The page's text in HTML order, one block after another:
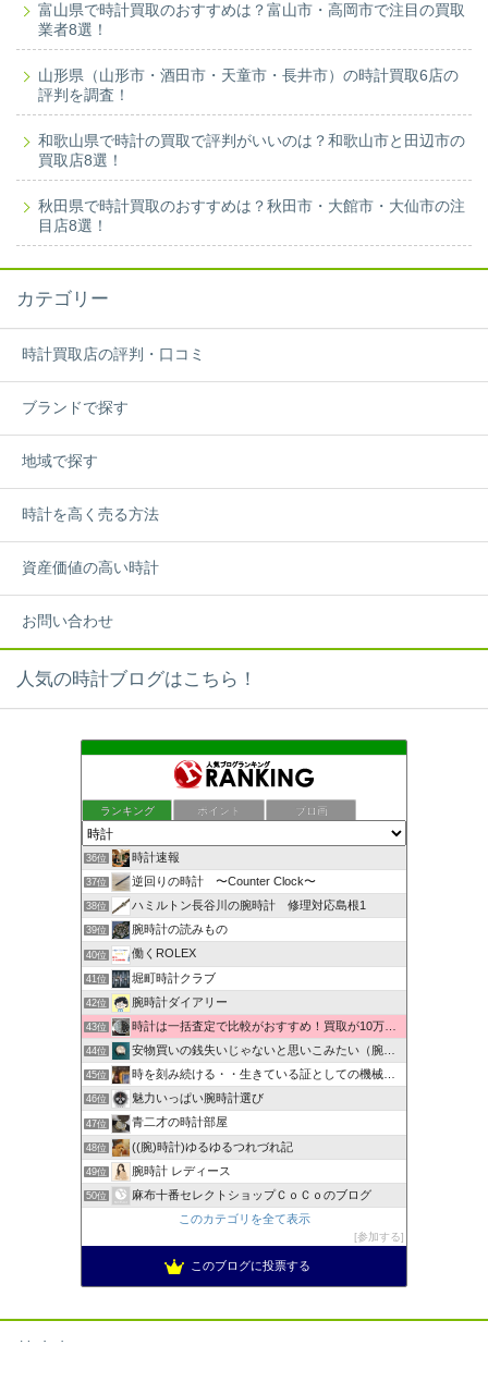
富山県で時計買取のおすすめは？富山市・高岡市で注目の買取
業者8選！
山形県（山形市・酒田市・天童市・長井市）の時計買取6店の
評判を調査！
和歌山県で時計の買取で評判がいいのは？和歌山市と田辺市の
買取店8選！
秋田県で時計買取のおすすめは？秋田市・大館市・大仙市の注
目店8選！
カテゴリー
時計買取店の評判・口コミ
ブランドで探す
地域で探す
時計を高く売る方法
資産価値の高い時計
お問い合わせ
人気の時計ブログはこちら！
ランキング ポイント ブロ画
36位 時計速報
37位 逆回りの時計 〜Counter Clock〜
38位 ハミルトン長谷川の腕時計 修理対応島根1
39位 腕時計の読みもの
40位 働くROLEX
41位 堀町時計クラブ
42位 腕時計ダイアリー
43位 時計は一括査定で比較がおすすめ！買取が10万以上違うことも！
44位 安物買いの銭失いじゃないと思いこみたい（腕時計編）
45位 時を刻み続ける・・生きている証としての機械式時計
46位 魅力いっぱい腕時計選び
47位 青二才の時計部屋
48位 ((腕)時計)ゆるゆるつれづれ記
49位 腕時計 レディース
50位
麻布十番セレクトショップＣｏＣｏのブログ
このカテゴリを全て表示
参加する
このブログに投票する